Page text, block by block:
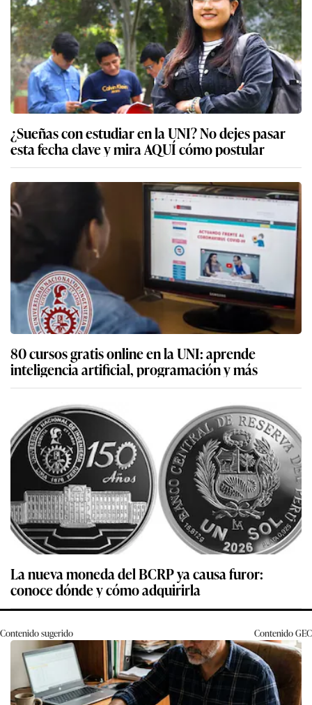
¿Sueñas con estudiar en la UNI? No dejes pasar
esta fecha clave y mira AQUÍ cómo postular
80 cursos gratis online en la UNI: aprende
inteligencia artificial, programación y más
La nueva moneda del BCRP ya causa furor:
conoce dónde y cómo adquirirla
Contenido sugerido ContenidoGEC